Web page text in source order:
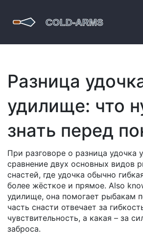
Разница
удилище: что
знать перед
При разговоре о разница удочка
сравнение двух основных видов
снастей, где удочка обычно
более жёсткое и прямое. Also
удилище, она помогает рыбакам
часть снасти отвечает за
чувствительность, а какая – за
заброса.